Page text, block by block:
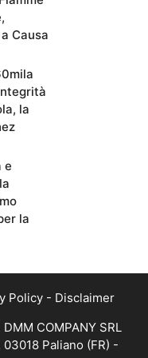
Causa
la
e
la
Policy - Disclaimer
COMPANY SRL
Paliano (FR) -